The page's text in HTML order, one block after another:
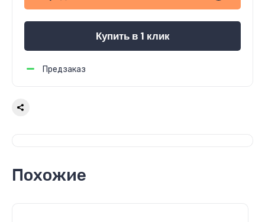
Купить в 1 клик
Предзаказ
Похожие